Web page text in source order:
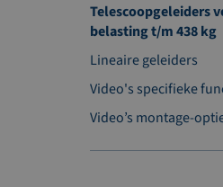
Telescoopgeleiders
belasting t/m 438 kg
Lineaire geleiders
Video's specifieke
Video’s montage-